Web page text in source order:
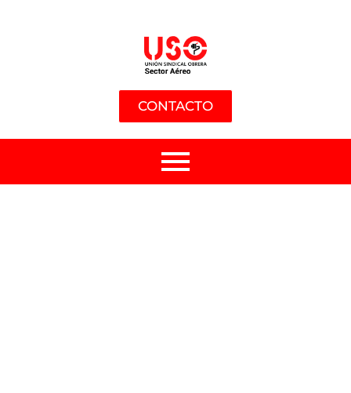
CONTACTO